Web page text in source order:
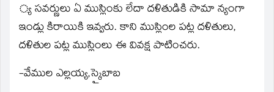
్య సవర్ణులు ఏ ముస్లింకు లేదా దళితుడికి సామా న్యంగా
ఇండ్లు కిరాయికి ఇవ్వరు. కాని ముస్లింల పట్ల దళితులు,
దళితుల పట్ల ముస్లింలు ఈ వివక్ష పాటించరు.
-వేముల ఎల్లయ్య,స్కైబాబ